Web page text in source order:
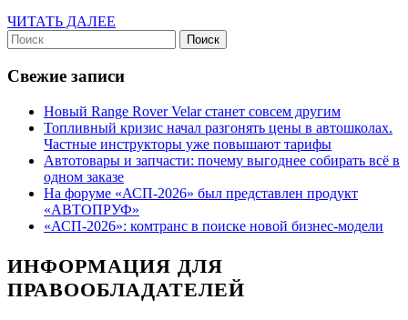
ЧИТАТЬ ДАЛЕЕ
Найти:
Свежие записи
Новый Range Rover Velar станет совсем другим
Топливный кризис начал разгонять цены в автошколах.
Частные инструкторы уже повышают тарифы
Автотовары и запчасти: почему выгоднее собирать всё в
одном заказе
На форуме «АСП-2026» был представлен продукт
«АВТОПРУФ»
«АСП-2026»: комтранс в поиске новой бизнес-модели
ИНФОРМАЦИЯ ДЛЯ
ПРАВООБЛАДАТЕЛЕЙ